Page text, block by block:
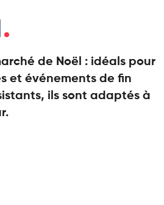
de Noël : idéals pour
et événements de fin
ils sont adaptés à